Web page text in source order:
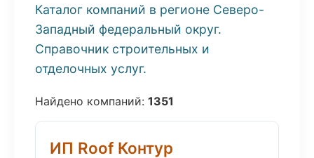
Каталог компаний в регионе Северо-
Западный федеральный округ.
Справочник строительных и
отделочных услуг.
Найдено компаний: 1351
ИП Roof Контур